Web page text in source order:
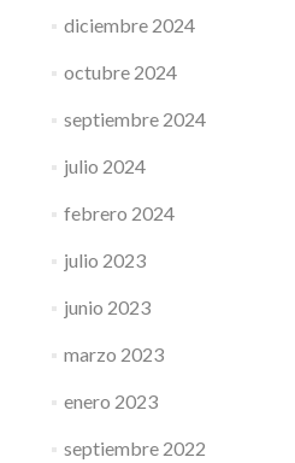
diciembre 2024
octubre 2024
septiembre 2024
julio 2024
febrero 2024
julio 2023
junio 2023
marzo 2023
enero 2023
septiembre 2022